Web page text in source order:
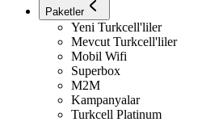
Paketler
Yeni Turkcell'liler
Mevcut Turkcell'liler
Mobil Wifi
Superbox
M2M
Kampanyalar
Turkcell Platinum